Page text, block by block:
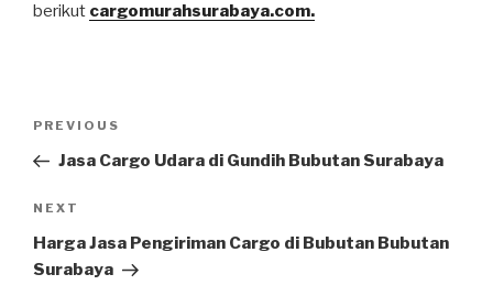
berikut cargomurahsurabaya.com.
PREVIOUS
Jasa Cargo Udara di Gundih Bubutan Surabaya
NEXT
Harga Jasa Pengiriman Cargo di Bubutan Bubutan
Surabaya